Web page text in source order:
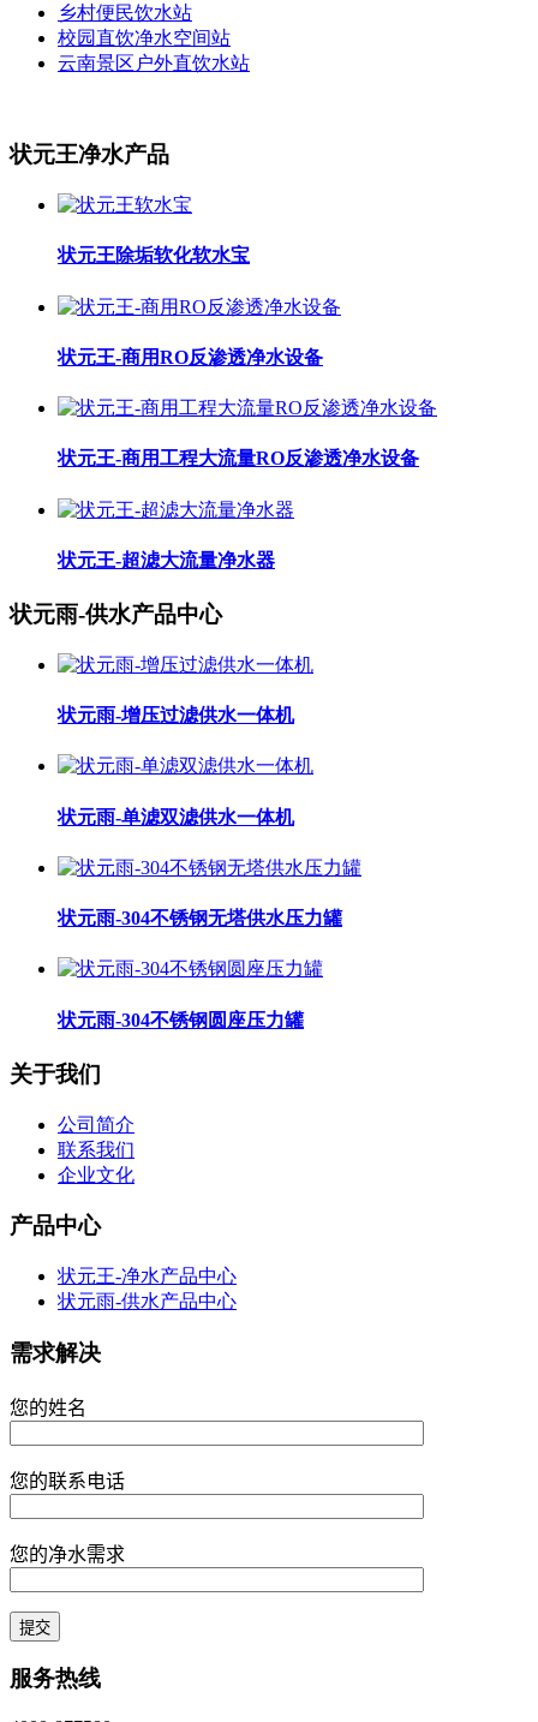
乡村便民饮水站
校园直饮净水空间站
云南景区户外直饮水站
状元王净水产品
状元王除垢软化软水宝
状元王-商用RO反渗透净水设备
状元王-商用工程大流量RO反渗透净水设备
状元王-超滤大流量净水器
状元雨-供水产品中心
状元雨-增压过滤供水一体机
状元雨-单滤双滤供水一体机
状元雨-304不锈钢无塔供水压力罐
状元雨-304不锈钢圆座压力罐
关于我们
公司简介
联系我们
企业文化
产品中心
状元王-净水产品中心
状元雨-供水产品中心
需求解决
您的姓名
您的联系电话
您的净水需求
服务热线